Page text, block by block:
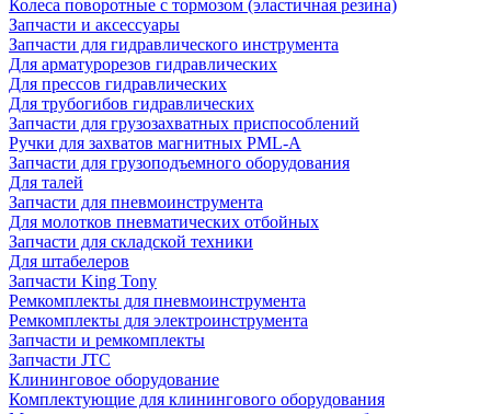
Колеса поворотные c тормозом (эластичная резина)
Запчасти и аксессуары
Запчасти для гидравлического инструмента
Для арматурорезов гидравлических
Для прессов гидравлических
Для трубогибов гидравлических
Запчасти для грузозахватных приспособлений
Ручки для захватов магнитных PML-A
Запчасти для грузоподъемного оборудования
Для талей
Запчасти для пневмоинструмента
Для молотков пневматических отбойных
Запчасти для складской техники
Для штабелеров
Запчасти King Tony
Ремкомплекты для пневмоинструмента
Ремкомплекты для электроинструмента
Запчасти и ремкомплекты
Запчасти JTC
Клининговое оборудование
Комплектующие для клинингового оборудования